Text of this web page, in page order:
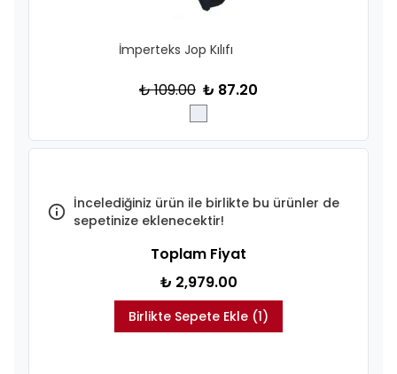
İmperteks Jop Kılıfı
₺ 109.00 ₺ 87.20
İncelediğiniz ürün ile birlikte bu ürünler de
sepetinize eklenecektir!
Toplam Fiyat
₺ 2,979.00
Birlikte Sepete Ekle (1)